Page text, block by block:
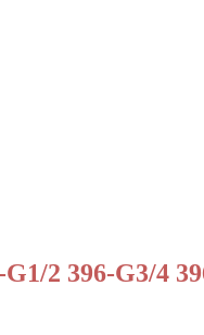
粉尘午夜看片
2 396-G3/4